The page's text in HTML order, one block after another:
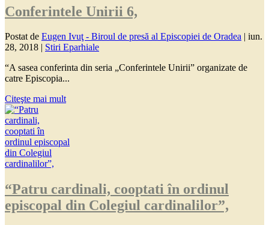
Conferintele Unirii 6,
Postat de Eugen Ivuţ - Biroul de presă al Episcopiei de Oradea | iun.
28, 2018 | Stiri Eparhiale
“A sasea conferinta din seria „Conferintele Unirii” organizate de
catre Episcopia...
Citeşte mai mult
“Patru cardinali, cooptati în ordinul
episcopal din Colegiul cardinalilor”,